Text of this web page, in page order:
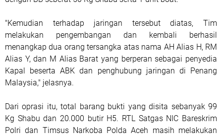
"Kemudian terhadap jaringan tersebut diatas, Tim
melakukan pengembangan dan kembali berhasil
menangkap dua orang tersangka atas nama AH Alias H, RM
Alias Y, dan M Alias Barat yang berperan sebagai penyedia
Kapal beserta ABK dan penghubung jaringan di Penang
Malaysia," jelasnya.
Dari oprasi itu, total barang bukti yang disita sebanyak 99
Kg Shabu dan 20.000 butir H5. RTL Satgas NIC Bareskrim
Polri dan Timsus Narkoba Polda Aceh masih melakukan